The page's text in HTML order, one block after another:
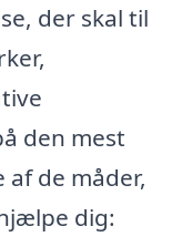
der skal til
den mest
de måder,
dig: